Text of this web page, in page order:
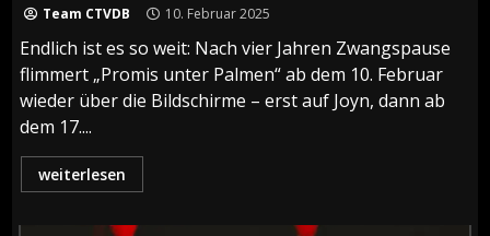
Team CTVDB 10. Februar 2025
Endlich ist es so weit: Nach vier Jahren Zwangspause
flimmert „Promis unter Palmen“ ab dem 10. Februar
wieder über die Bildschirme – erst auf Joyn, dann ab
dem 17....
weiterlesen